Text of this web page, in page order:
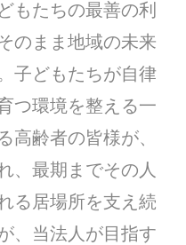
もたちの最善の利
のまま地域の未来
子どもたちが自律
つ環境を整える一
高齢者の皆様が、
、最期までその人
る居場所を支え続
、当法人が目指す